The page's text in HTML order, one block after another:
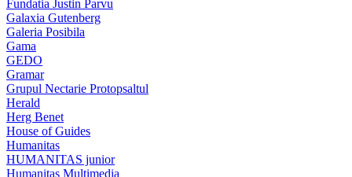
Fundatia Justin Parvu
Galaxia Gutenberg
Galeria Posibila
Gama
GEDO
Gramar
Grupul Nectarie Protopsaltul
Herald
Herg Benet
House of Guides
Humanitas
HUMANITAS junior
Humanitas Multimedia